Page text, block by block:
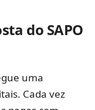
do SAPO
uma
Cada vez